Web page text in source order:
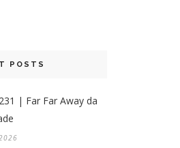
POSTS
| Far Far Away da